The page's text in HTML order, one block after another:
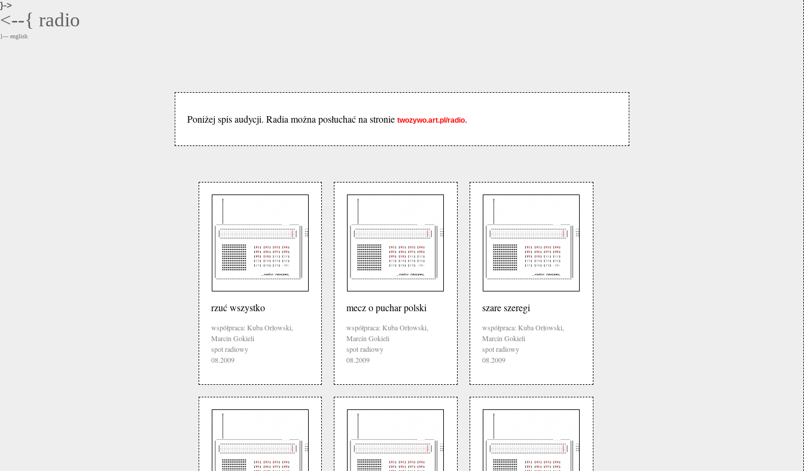
}->
<--{ radio
}--- english
Poniżej spis audycji. Radia można posłuchać na stronie twozywo.art.pl/radio.
rzuć wszystko
współpraca: Kuba Orłowski,
Marcin Gokieli
spot radiowy
08.2009
mecz o puchar polski
współpraca: Kuba Orłowski,
Marcin Gokieli
spot radiowy
08.2009
szare szeregi
współpraca: Kuba Orłowski,
Marcin Gokieli
spot radiowy
08.2009